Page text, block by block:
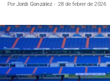
Por Jordi González - 28 de febrer de 2026